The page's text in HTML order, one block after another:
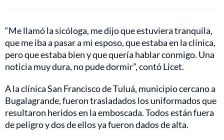
“Me llamó la sicóloga, me dijo que estuviera tranquila,
que me iba a pasar a mi esposo, que estaba en la clínica,
pero que estaba bien y que quería hablar conmigo. Una
noticia muy dura, no pude dormir”, contó Licet.
A la clínica San Francisco de Tuluá, municipio cercano a
Bugalagrande, fueron trasladados los uniformados que
resultaron heridos en la emboscada. Todos están fuera
de peligro y dos de ellos ya fueron dados de alta.